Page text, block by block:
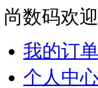
尚数码欢迎
我的订单
个人中